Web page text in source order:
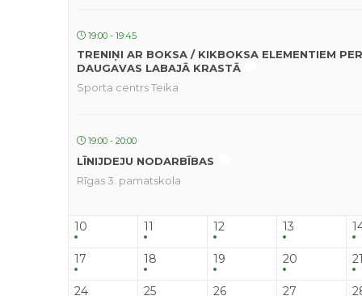
19:00 - 19:45
TRENIŅI AR BOKSA / KIKBOKSA ELEMENTIEM
DAUGAVAS LABAJĀ KRASTĀ
Sporta centrs Teika
19:00 - 20:00
LĪNIJDEJU NODARBĪBAS
Rīgas 3. pamatskola
10 11 12 13
17 18 19 20
24 25 26 27